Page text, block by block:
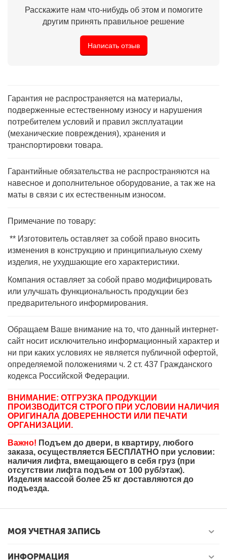
Расскажите нам что-нибудь об этом и помогите
другим принять правильное решение
Написать отзыв
Гарантия не распространяется на материалы,
подверженные естественному износу и нарушения
потребителем условий и правил эксплуатации
(механические повреждения), хранения и
транспортировки товара.
Гарантийные обязательства не распространяются на
навесное и дополнительное оборудование, а так же на
маты в связи с их естественным износом.
Примечание по товару:
** Изготовитель оставляет за собой право вносить
изменения в конструкцию и принципиальную схему
изделия, не ухудшающие его характеристики.
Компания оставляет за собой право модифицировать
или улучшать функциональность продукции без
предварительного информирования.
Обращаем Ваше внимание на то, что данный интернет-
сайт носит исключительно информационный характер и
ни при каких условиях не является публичной офертой,
определяемой положениями ч. 2 ст. 437 Гражданского
кодекса Российской Федерации.
ВНИМАНИЕ: ОТГРУЗКА ПРОДУКЦИИ
ПРОИЗВОДИТСЯ СТРОГО ПРИ УСЛОВИИ НАЛИЧИЯ
ОРИГИНАЛА ДОВЕРЕННОСТИ ИЛИ ПЕЧАТИ
ОРГАНИЗАЦИИ.
Важно! Подъем до двери, в квартиру, любого
заказа, осуществляется БЕСПЛАТНО при условии:
наличия лифта, вмещающего в себя груз (при
отсутствии лифта подъем от 100 руб/этаж).
Изделия массой более 25 кг доставляются до
подъезда.
МОЯ УЧЕТНАЯ ЗАПИСЬ
ИНФОРМАЦИЯ